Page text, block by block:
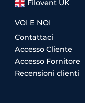
Filovent UK
VOI E NOI
Contattaci
Accesso Cliente
Accesso Fornitore
Recensioni clienti